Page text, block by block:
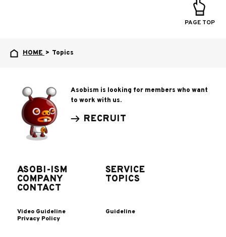
PAGE TOP
HOME > Topics
Asobism is looking for members who want
to work with us.
RECRUIT
ASOBI-ISM SERVICE
COMPANY TOPICS
CONTACT
Video Guideline
Guideline
Privacy Policy